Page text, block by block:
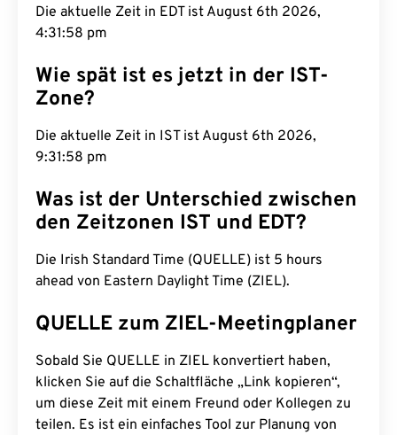
Die aktuelle Zeit in EDT ist August 6th 2026,
4:31:59 pm
Wie spät ist es jetzt in der IST-
Zone?
Die aktuelle Zeit in IST ist August 6th 2026,
9:31:59 pm
Was ist der Unterschied zwischen
den Zeitzonen IST und EDT?
Die Irish Standard Time (QUELLE) ist 5 hours
ahead von Eastern Daylight Time (ZIEL).
QUELLE zum ZIEL-Meetingplaner
Sobald Sie QUELLE in ZIEL konvertiert haben,
klicken Sie auf die Schaltfläche „Link kopieren“,
um diese Zeit mit einem Freund oder Kollegen zu
teilen. Es ist ein einfaches Tool zur Planung von